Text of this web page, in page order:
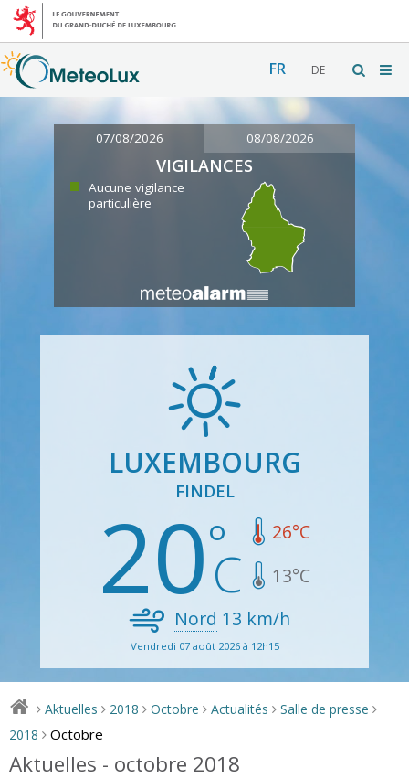
FR DE
07/08/2026 08/08/2026
VIGILANCES
Aucune vigilance
particulière
LUXEMBOURG
FINDEL
20 26°C
13°C
Nord 13 km/h
Vendredi 07 août 2026 à 12h15
> Aktuelles > 2018 > Octobre > Actualités > Salle de presse >
2018 > Octobre
Aktuelles - octobre 2018